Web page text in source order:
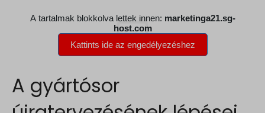
A gyártósor
www.google.de
www.google.fr
www.google.hr
www.google.it
www.google.mk